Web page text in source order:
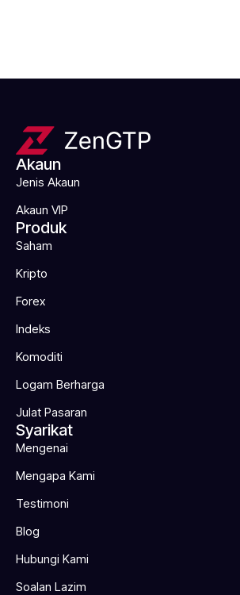
Akaun
Jenis Akaun
Akaun VIP
Produk
Saham
Kripto
Forex
Indeks
Komoditi
Logam Berharga
Julat Pasaran
Syarikat
Mengenai
Mengapa Kami
Testimoni
Blog
Hubungi Kami
Soalan Lazim